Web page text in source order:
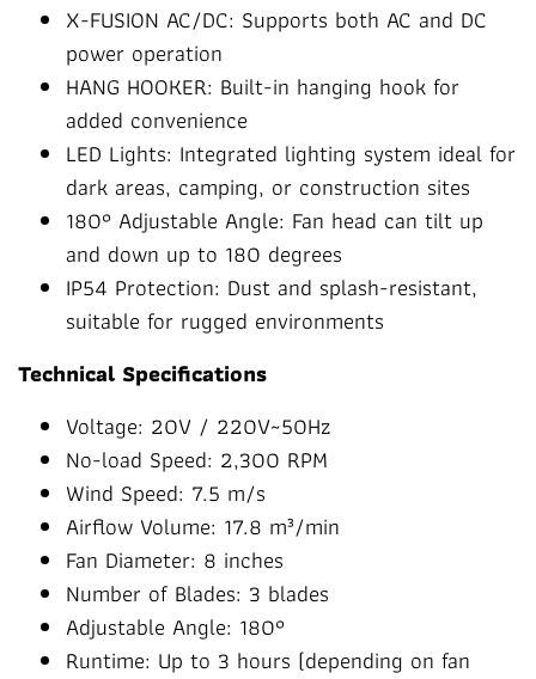
X-FUSION AC/DC: Supports both AC and DC
power operation
HANG HOOKER: Built-in hanging hook for
added convenience
LED Lights: Integrated lighting system ideal for
dark areas, camping, or construction sites
180° Adjustable Angle: Fan head can tilt up
and down up to 180 degrees
IP54 Protection: Dust and splash-resistant,
suitable for rugged environments
Technical Specifications
Voltage: 20V / 220V~50Hz
No-load Speed: 2,300 RPM
Wind Speed: 7.5 m/s
Airflow Volume: 17.8 m³/min
Fan Diameter: 8 inches
Number of Blades: 3 blades
Adjustable Angle: 180°
Runtime: Up to 3 hours (depending on fan